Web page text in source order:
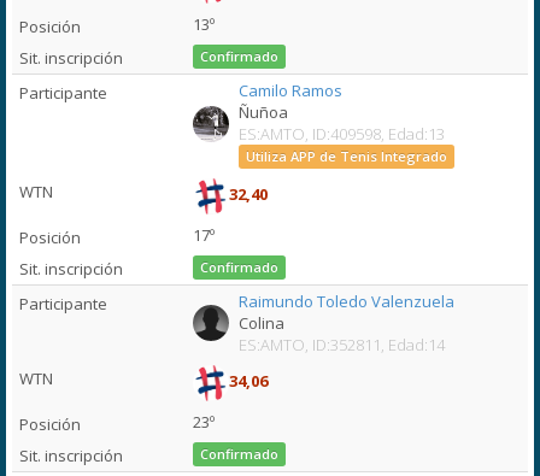
13º
Confirmado
Camilo Ramos
Ñuñoa
ES:AMTO, ID:409598, Edad:13
Utiliza APP de Tenis Integrado
32,40
17º
Confirmado
Raimundo Toledo Valenzuela
Colina
ES:AMTO, ID:352811, Edad:14
34,06
23º
Confirmado